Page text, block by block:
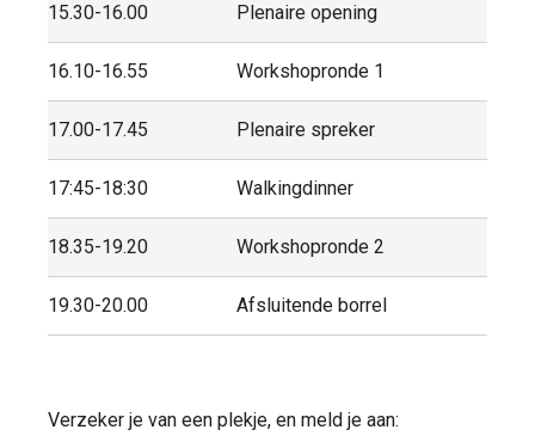
15.30-16.00 Plenaire opening
16.10-16.55 Workshopronde 1
17.00-17.45 Plenaire spreker
17:45-18:30 Walkingdinner
18.35-19.20 Workshopronde 2
19.30-20.00 Afsluitende borrel
Verzeker je van een plekje, en meld je aan: